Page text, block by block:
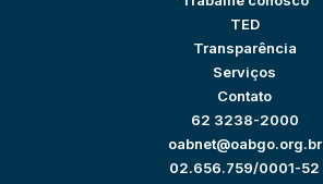
TED
Transparência
Serviços
Contato
62 3238-2000
oabnet@oabgo.org.br
02.656.759/0001-52